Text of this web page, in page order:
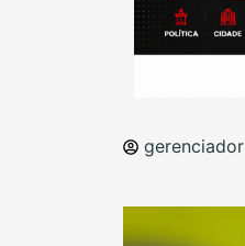
gerenciador